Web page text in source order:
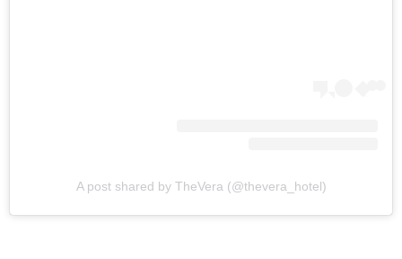
A post shared by TheVera (@thevera_hotel)